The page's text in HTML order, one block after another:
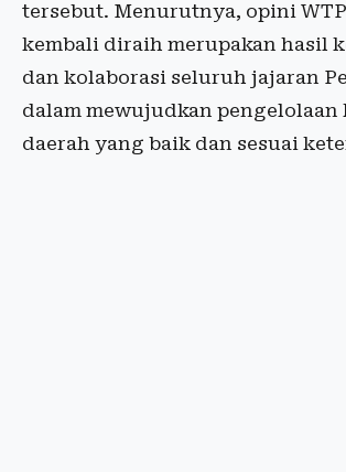
tersebut. Menurutnya, opini
kembali diraih merupakan hasil
dan kolaborasi seluruh jajaran
dalam mewujudkan pengelolaan
daerah yang baik dan sesuai